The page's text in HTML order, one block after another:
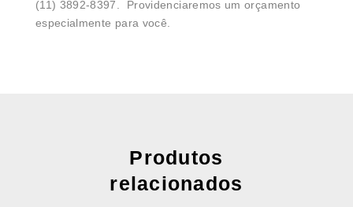
(11) 3892-8397. Providenciaremos um orçamento
especialmente para você.
Produtos
relacionados